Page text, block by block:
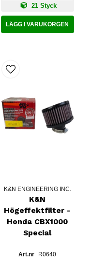
21 Styck
LÄGG I VARUKORGEN
K&N ENGINEERING INC.
K&N
Högeffektfilter -
Honda CBX1000
Special
R0640